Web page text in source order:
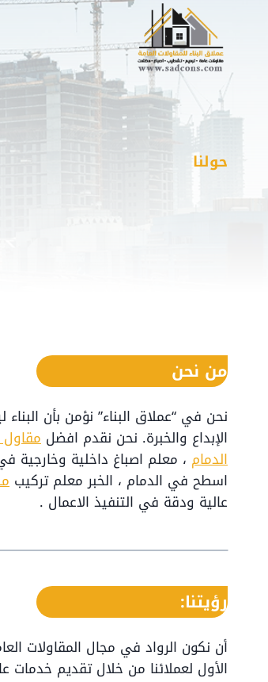
المحتوى
حولنا
من نحن
نحن في “عملاق البناء” نؤمن بأن
الإبداع والخبرة. نحن نقدم افضل
الدمام ، معلم اصباغ داخلية وخارجية
اسطح في الدمام ، الخبر معلم تركيب
عالية ودقة في التنفيذ الاعمال .
رؤيتنا:
أن نكون الرواد في مجال المقاولات
الأول لعملائنا من خلال تقديم خدمات